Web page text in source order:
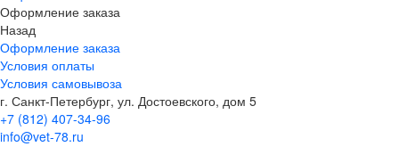
Оформление заказа
Назад
Оформление заказа
Условия оплаты
Условия самовывоза
г. Санкт-Петербург, ул. Достоевского, дом 5
+7 (812) 407-34-96
info@vet-78.ru